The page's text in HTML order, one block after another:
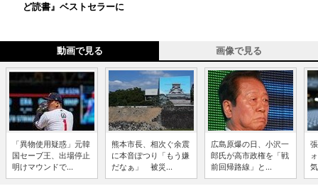
ど読書』ベストセラーに
動画で見る 画像で見る
「異物使用疑惑」元韓
国セーブ王、出場停止
明けマウンドで...
熊本市長、相次ぐ余震
に本音ぽつり「もう嫌
だなぁ」 被災...
広島原爆の日、小沢一
郎氏が高市政権を「戦
前回帰路線」と...